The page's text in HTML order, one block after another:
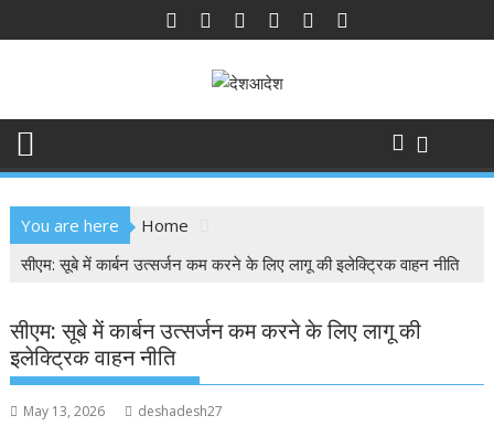
to
You are here
Home
सीएम: सूबे में कार्बन उत्सर्जन कम करने के लिए लागू की इलेक्ट्रिक वाहन नीति
सीएम: सूबे में कार्बन उत्सर्जन कम करने के लिए लागू की
इलेक्ट्रिक वाहन नीति
May 13, 2026 deshadesh27